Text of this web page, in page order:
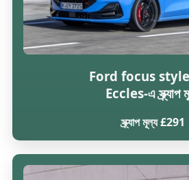
Ford focus
Eccles-এ স্ক্র্যাপ
স্ক্র্যাপ মূল্য £291